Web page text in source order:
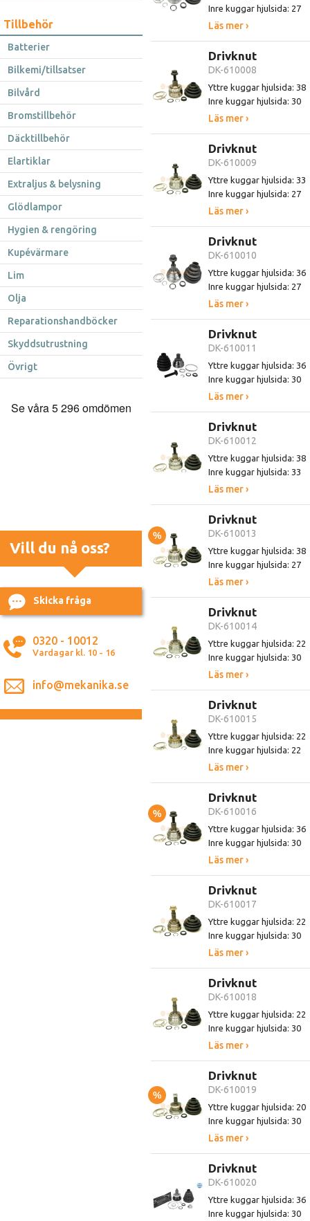
Tillbehör
Batterier
Bilkemi/tillsatser
Bilvård
Bromstillbehör
Däcktillbehör
Elartiklar
Extraljus & belysning
Glödlampor
Hygien & rengöring
Kupévärmare
Lim
Olja
Reparationshandböcker
Skyddsutrustning
Övrigt
Vill du nå oss?
Skicka fråga
0320 - 10012
Vardagar kl. 10 - 16
info@mekanika.se
Inre kuggar hjulsida: 27
Läs mer ›
Drivknut
DK-610008
Yttre kuggar hjulsida: 38
Inre kuggar hjulsida: 30
Läs mer ›
Drivknut
DK-610009
Yttre kuggar hjulsida: 33
Inre kuggar hjulsida: 27
Läs mer ›
Drivknut
DK-610010
Yttre kuggar hjulsida: 36
Inre kuggar hjulsida: 27
Läs mer ›
Drivknut
DK-610011
Yttre kuggar hjulsida: 36
Inre kuggar hjulsida: 30
Läs mer ›
Drivknut
DK-610012
Yttre kuggar hjulsida: 38
Inre kuggar hjulsida: 33
Läs mer ›
%
Drivknut
DK-610013
Yttre kuggar hjulsida: 38
Inre kuggar hjulsida: 27
Läs mer ›
Drivknut
DK-610014
Yttre kuggar hjulsida: 22
Inre kuggar hjulsida: 30
Läs mer ›
Drivknut
DK-610015
Yttre kuggar hjulsida: 22
Inre kuggar hjulsida: 22
Läs mer ›
%
Drivknut
DK-610016
Yttre kuggar hjulsida: 36
Inre kuggar hjulsida: 30
Läs mer ›
Drivknut
DK-610017
Yttre kuggar hjulsida: 22
Inre kuggar hjulsida: 30
Läs mer ›
Drivknut
DK-610018
Yttre kuggar hjulsida: 22
Inre kuggar hjulsida: 30
Läs mer ›
%
Drivknut
DK-610019
Yttre kuggar hjulsida: 20
Inre kuggar hjulsida: 30
Läs mer ›
Drivknut
DK-610020
Yttre kuggar hjulsida: 36
Inre kuggar hjulsida: 30